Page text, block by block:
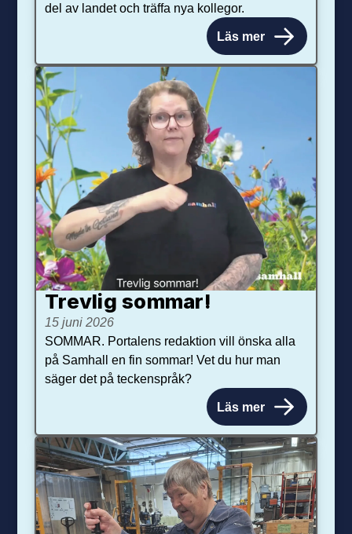
del av landet och träffa nya kollegor.
Läs mer
Trevlig sommar!
15 juni 2026
SOMMAR. Portalens redaktion vill önska alla
på Samhall en fin sommar! Vet du hur man
säger det på teckenspråk?
Läs mer